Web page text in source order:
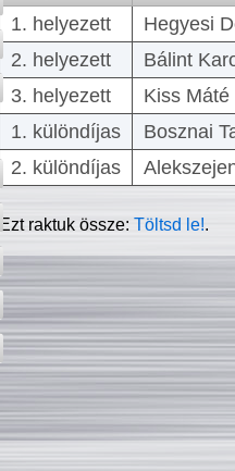
1. helyezett
Hegyesi
2. helyezett
Bálint
3. helyezett
Kiss
1. különdíjas
Bosznai
2. különdíjas
Ezt raktuk össze:Töltsd le!.